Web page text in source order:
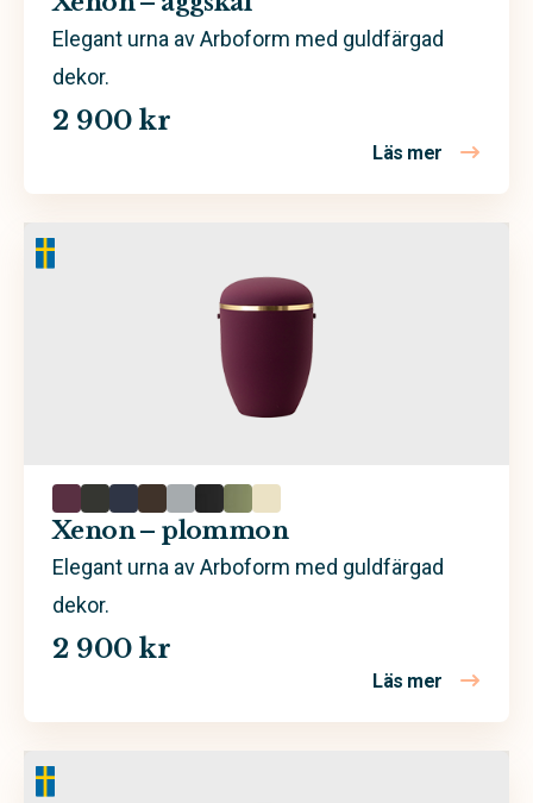
Elegant urna av Arboform med guldfärgad
dekor.
2 900 kr
Läs mer om
Xenon – plommon
Elegant urna av Arboform med guldfärgad
dekor.
2 900 kr
Läs mer om